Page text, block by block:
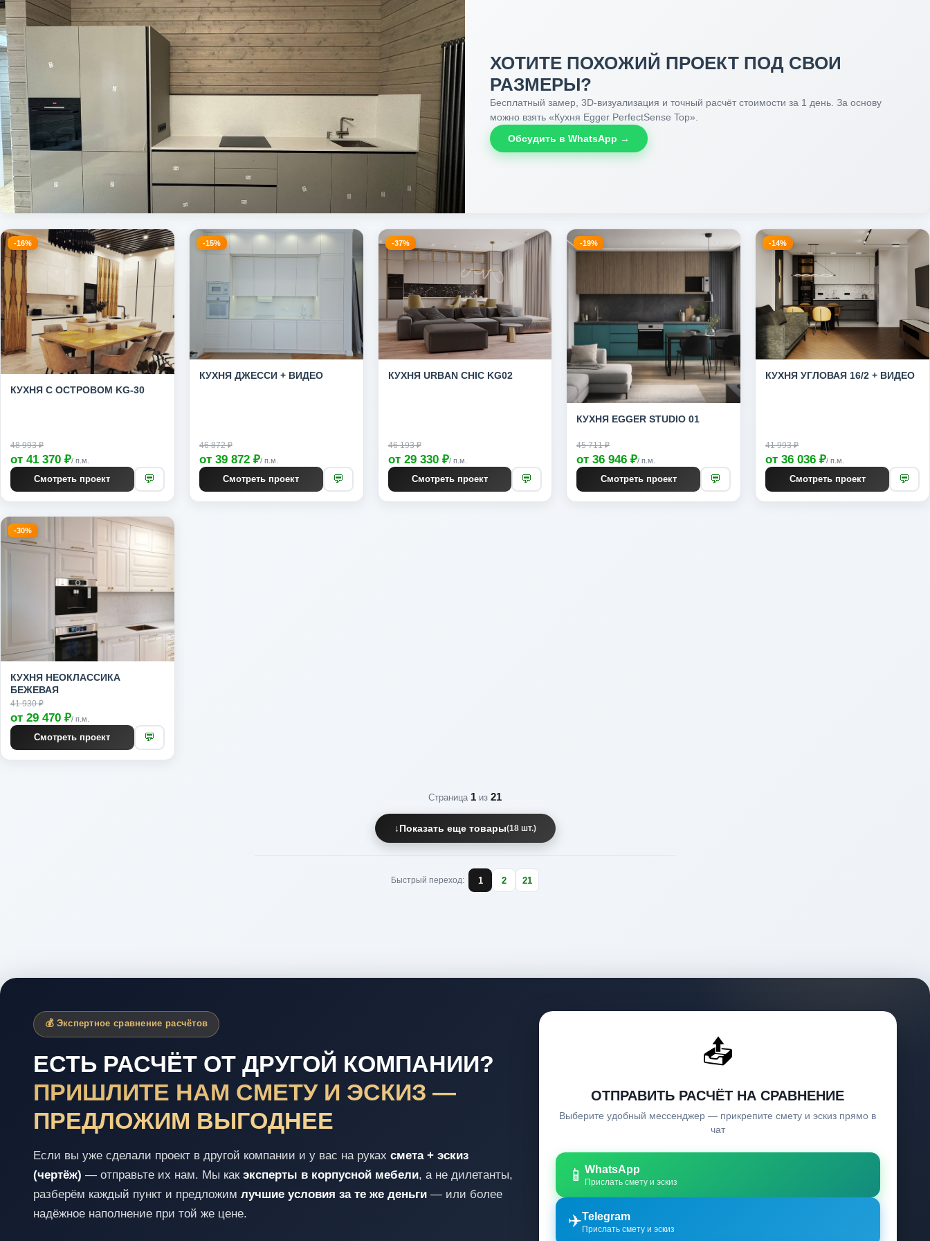
ХОТИТЕ ПОХОЖИЙ ПРОЕКТ ПОД СВОИ
РАЗМЕРЫ?
Бесплатный замер, 3D-визуализация и точный расчёт стоимости за 1 день. За основу
можно взять «Кухня Egger PerfectSense Top».
Обсудить в WhatsApp →
-16%
КУХНЯ С ОСТРОВОМ KG-30
48 993 ₽
от 41 370 ₽/ п.м.
Смотреть проект 💬
-15%
КУХНЯ ДЖЕССИ + ВИДЕО
46 872 ₽
от 39 872 ₽/ п.м.
Смотреть проект 💬
-37%
КУХНЯ URBAN CHIC KG02
46 193 ₽
от 29 330 ₽/ п.м.
Смотреть проект 💬
-19%
КУХНЯ EGGER STUDIO 01
45 711 ₽
от 36 946 ₽/ п.м.
Смотреть проект 💬
-14%
КУХНЯ УГЛОВАЯ 16/2 + ВИДЕО
41 993 ₽
от 36 036 ₽/ п.м.
Смотреть проект 💬
-30%
КУХНЯ НЕОКЛАССИКА
БЕЖЕВАЯ
41 930 ₽
от 29 470 ₽/ п.м.
Смотреть проект 💬
Страница 1 из 21
↓Показать еще товары(18 шт.)
Быстрый переход: 1 2 21
💰 Экспертное сравнение расчётов
ЕСТЬ РАСЧЁТ ОТ ДРУГОЙ КОМПАНИИ?
ПРИШЛИТЕ НАМ СМЕТУ И ЭСКИЗ —
ПРЕДЛОЖИМ ВЫГОДНЕЕ
Если вы уже сделали проект в другой компании и у вас на руках смета + эскиз
(чертёж) — отправьте их нам. Мы как эксперты в корпусной мебели, а не дилетанты,
разберём каждый пункт и предложим лучшие условия за те же деньги — или более
надёжное наполнение при той же цене.
📤
ОТПРАВИТЬ РАСЧЁТ НА СРАВНЕНИЕ
Выберите удобный мессенджер — прикрепите смету и эскиз прямо в
чат
📱 WhatsApp
Прислать смету и эскиз
✈️Telegram
Прислать смету и эскиз